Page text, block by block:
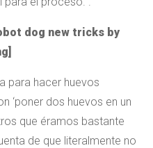
dog new tricks by
para hacer huevos
‘poner dos huevos en un
que éramos bastante
de que literalmente no